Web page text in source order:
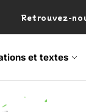
Retrouvez-
et textes